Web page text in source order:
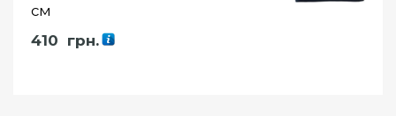
см
410 грн.